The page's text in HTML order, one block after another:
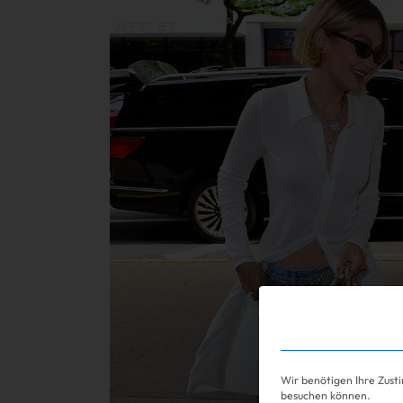
Shopping
Wir benötigen Ihre
besuchen können.